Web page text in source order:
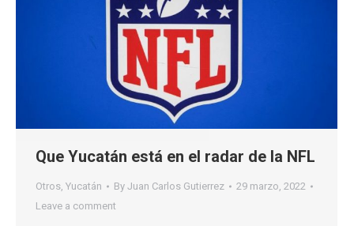
Que Yucatán está en el radar de la NFL
Otros, Yucatán By Juan Carlos Gutierrez
29 marzo, 2022
Leave a comment